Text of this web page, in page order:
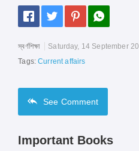
স্বর্ণশিক্ষা
Saturday, 14 September
Tags:Current affairs
See Comment
Important Books